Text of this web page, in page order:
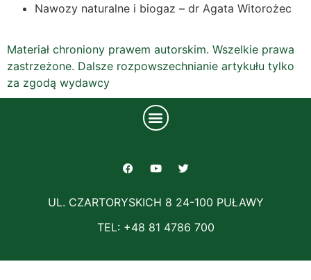
Nawozy naturalne i biogaz – dr Agata Witorożec
Materiał chroniony prawem autorskim. Wszelkie prawa
zastrzeżone. Dalsze rozpowszechnianie artykułu tylko
za zgodą wydawcy
UL. CZARTORYSKICH 8 24-100 PUŁAWY
TEL: +48 81 4786 700